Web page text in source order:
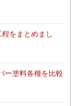
をまとめまし
ー塗料各種を比較